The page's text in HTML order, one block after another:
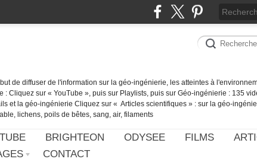
de diffuser de l'information sur la géo-ingénierie, les atteintes à
: Cliquez sur « YouTube », puis sur Playlists, puis sur Géo-ingénierie : 135
et la géo-ingénierie Cliquez sur « Articles scientifiques » : sur la géo-
lichens, poils de bêtes, sang, air, filaments
BRIGHTEON ODYSEE FILMS
CONTACT